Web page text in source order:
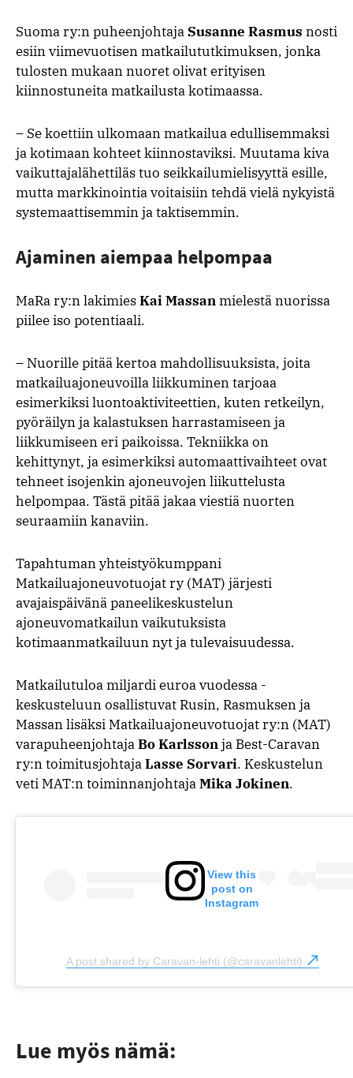
Suoma ry:n puheenjohtajaSusanne Rasmus nosti
esiin viimevuotisen matkailututkimuksen, jonka
tulosten mukaan nuoret olivat erityisen
kiinnostuneita matkailusta kotimaassa.
– Se koettiin ulkomaan matkailua edullisemmaksi
ja kotimaan kohteet kiinnostaviksi. Muutama kiva
vaikuttajalähettiläs tuo seikkailumielisyyttä esille,
mutta markkinointia voitaisiin tehdä vielä nykyistä
systemaattisemmin ja taktisemmin.
Ajaminen aiempaa helpompaa
MaRa ry:n lakimiesKai Massanmielestä nuorissa
piilee iso potentiaali.
– Nuorille pitää kertoa mahdollisuuksista, joita
matkailuajoneuvoilla liikkuminen tarjoaa
esimerkiksi luontoaktiviteettien, kuten retkeilyn,
pyöräilyn ja kalastuksen harrastamiseen ja
liikkumiseen eri paikoissa. Tekniikka on
kehittynyt, ja esimerkiksi automaattivaihteet ovat
tehneet isojenkin ajoneuvojen liikuttelusta
helpompaa. Tästä pitää jakaa viestiä nuorten
seuraamiin kanaviin.
Tapahtuman yhteistyökumppani
Matkailuajoneuvotuojat ry (MAT) järjesti
avajaispäivänä paneelikeskustelun
ajoneuvomatkailun vaikutuksista
kotimaanmatkailuun nyt ja tulevaisuudessa.
Matkailutuloa miljardi euroa vuodessa -
keskusteluun osallistuvat Rusin, Rasmuksen ja
Massan lisäksi Matkailuajoneuvotuojat ry:n (MAT)
varapuheenjohtajaBo Karlssonja Best-Caravan
ry:n toimitusjohtajaLasse Sorvari. Keskustelun
veti MAT:n toiminnanjohtajaMika Jokinen.
View this
post on
Instagram
A post shared by Caravan-lehti (@caravanlehti)
Lue myös nämä: